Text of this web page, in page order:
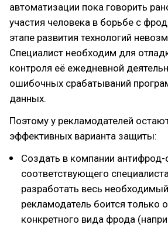
автоматизации пока говорить
участия человека в борьбе с
этапе развития технологий
Специалист необходим для
контроля её ежедневной
ошибочных срабатываний
данных.
Поэтому у рекламодателей
эффективных варианта защиты:
Создать в компании антифрод-
соответствующего
разработать весь
рекламодатель боится только
конкретного вида фрода